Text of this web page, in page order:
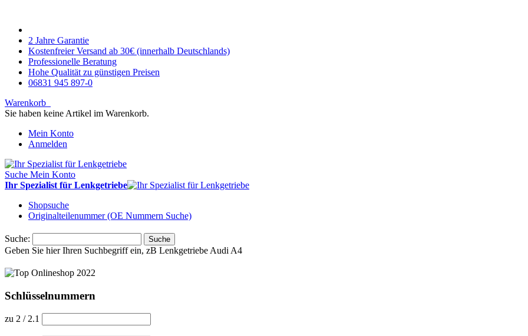
2 Jahre Garantie
Kostenfreier Versand ab 30€ (innerhalb Deutschlands)
Professionelle Beratung
Hohe Qualität zu günstigen Preisen
06831 945 897-0
Warenkorb
Sie haben keine Artikel im Warenkorb.
Mein Konto
Anmelden
Suche Mein Konto
Ihr Spezialist für Lenkgetriebe
Shopsuche
Originalteilenummer (OE Nummern Suche)
Suche: Suche
Geben Sie hier Ihren Suchbegriff ein, zB Lenkgetriebe Audi A4
Schlüsselnummern
zu 2 / 2.1